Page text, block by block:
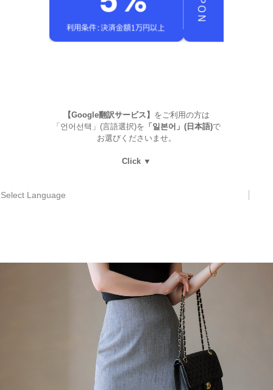
【Google翻訳サービス】 をご利用の方は
「언어선택」(言語選択)を 「일본어」(日本語)で
お選びくださいませ。
Click ▼
Select Language